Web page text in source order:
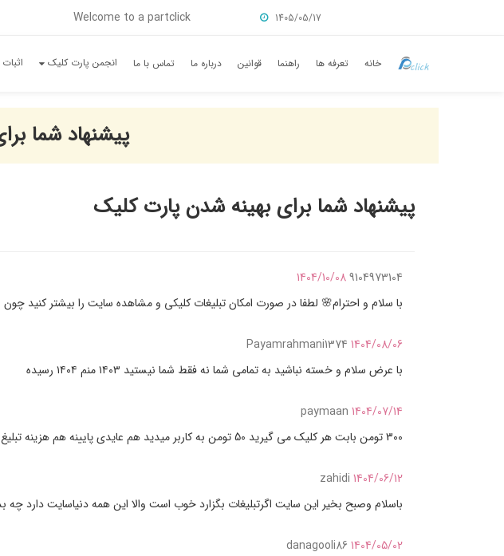
Welcome to a partclick 1405/05/17
خانه تعرفه ها راهنما قوانین درباره ما تماس با ما انجمن پارت کلیک
پیشنهاد شما
پیشنهاد شما برای بهینه شدن پارت کلیک
9104973104
1404/10/08
با سلام و احترام🌸 لطفا در صورت امکان تبلیغات کلیکی و مشاهده سایت را بیشتر کنید
Payamrahmani1374 1404/08/06
با عرض سلام و خسته نباشید به تمامی شما نه فقط شما نیستید ۱۴۰۳ منم ۱۴۰۴ رسیده
paymaan 1404/07/14
300 تومن بابت هر کلیک می گیرید 50 تومن به کاربر میدید هم عایدی پایینه هم هزینه تبلیغ بالا 200 بگیرید 150 به کاربر بدید هم کاربر زیاد می شه هم تبلیغ هم سود سایت
zahidi 1404/06/12
باسلام وصبح بخیر این سایت اگرتبلیغات بگزارد خوب است والا این همه دنیاسایت دارد
danagooli86 1404/05/02